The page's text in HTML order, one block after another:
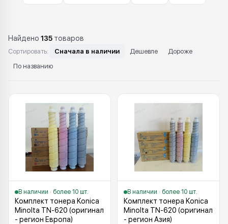
Найдено 135 товаров
Сортировать: Сначала в наличии Дешевле
Дороже
По названию
Каталог: Тонер
В наличии · более 10 шт.
Комплект тонера Konica
Minolta TN-620 (оригинал
- регион Европа)
В наличии · более 10 шт.
Комплект тонера Konica
Minolta TN-620 (оригинал
- регион Азия)